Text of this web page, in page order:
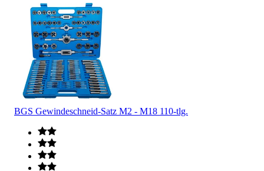
BGS Gewindeschneid-Satz M2 - M18 110-tlg.